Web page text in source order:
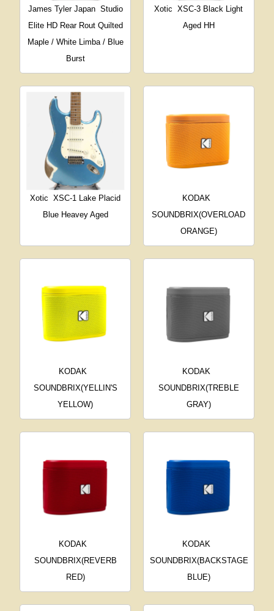
James Tyler Japan Studio
Elite HD Rear Rout Quilted
Maple / White Limba / Blue
Burst
Xotic
XSC-3 Black Light
Aged HH
Xotic
XSC-1 Lake Placid
Blue Heavey Aged
KODAK
SOUNDBRIX(OVERLOAD
ORANGE)
KODAK
SOUNDBRIX(YELLIN'S
YELLOW)
KODAK
SOUNDBRIX(TREBLE
GRAY)
KODAK
SOUNDBRIX(REVERB
RED)
KODAK
SOUNDBRIX(BACKSTAGE
BLUE)